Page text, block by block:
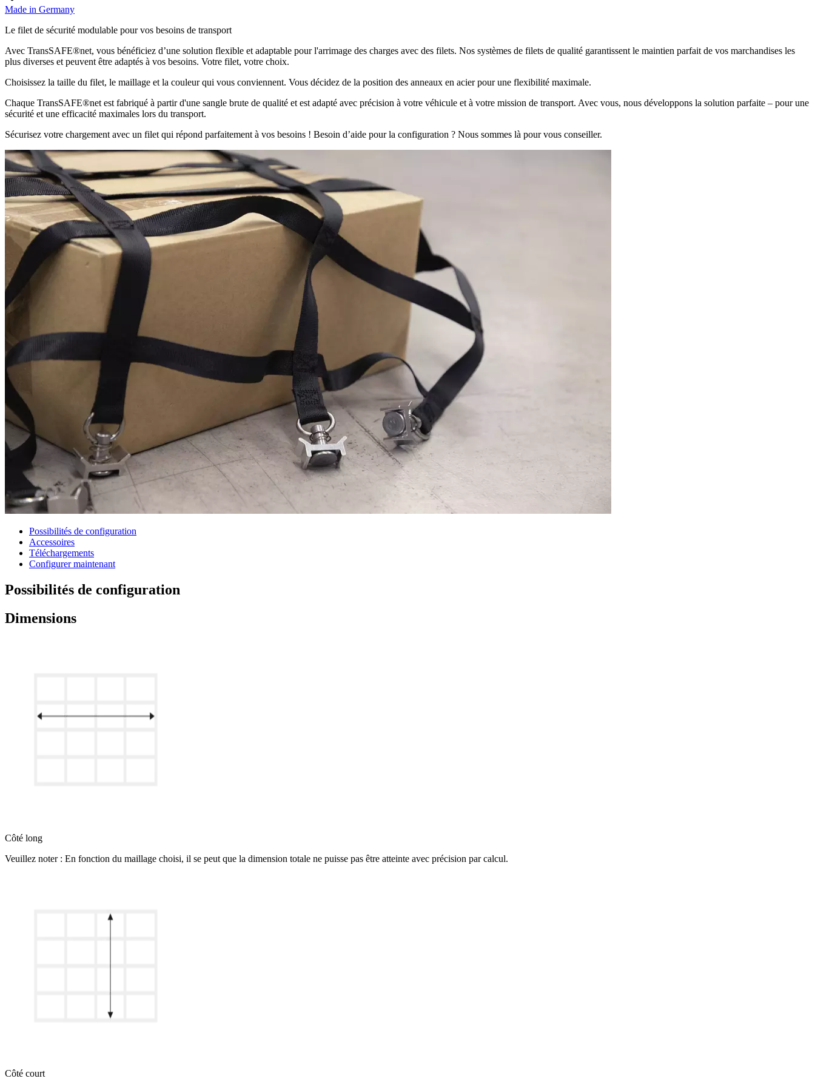
Made in Germany
Le filet de sécurité modulable pour vos besoins de transport
Avec TransSAFE®net, vous bénéficiez d’une solution flexible et adaptable pour l'arrimage des charges avec des filets. Nos systèmes de filets de qualité garantissent le maintien parfait de vos marchandises les
plus diverses et peuvent être adaptés à vos besoins. Votre filet, votre choix.
Choisissez la taille du filet, le maillage et la couleur qui vous conviennent. Vous décidez de la position des anneaux en acier pour une flexibilité maximale.
Chaque TransSAFE®net est fabriqué à partir d'une sangle brute de qualité et est adapté avec précision à votre véhicule et à votre mission de transport. Avec vous, nous développons la solution parfaite – pour une
sécurité et une efficacité maximales lors du transport.
Sécurisez votre chargement avec un filet qui répond parfaitement à vos besoins ! Besoin d’aide pour la configuration ? Nous sommes là pour vous conseiller.
Possibilités de configuration
Accessoires
Téléchargements
Configurer maintenant
Possibilités de configuration
Dimensions
Côté long
Veuillez noter : En fonction du maillage choisi, il se peut que la dimension totale ne puisse pas être atteinte avec précision par calcul.
Côté court